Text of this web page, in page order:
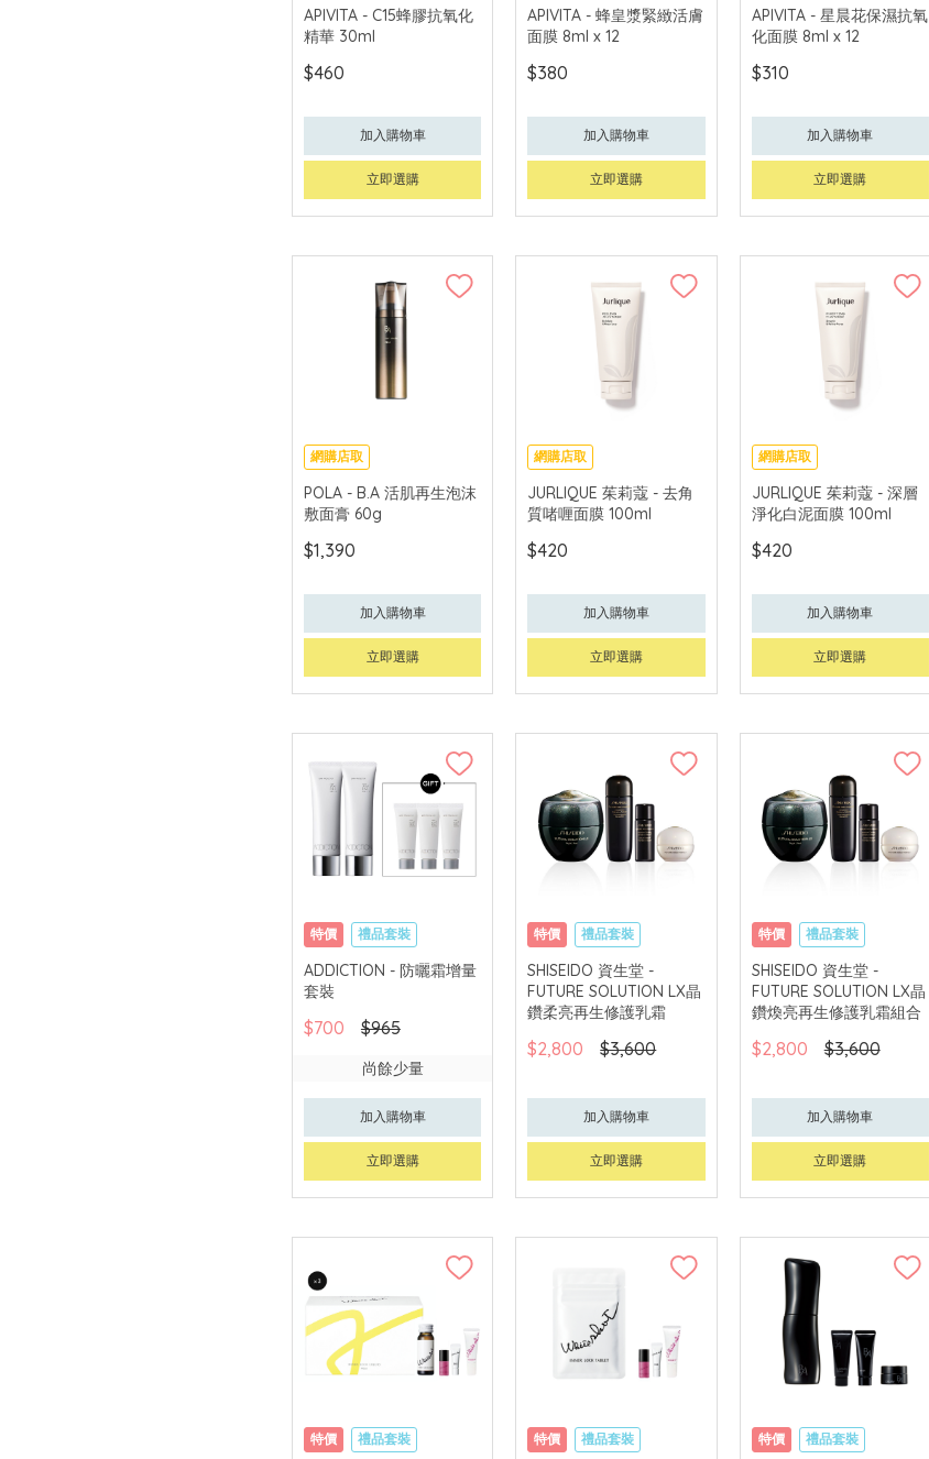
可中國內地配送
APIVITA - C15蜂膠抗氧化
精華 30ml
$460
加入購物車
立即選購
可中國內地配送
APIVITA - 蜂皇漿緊緻活膚
面膜 8ml x 12
$380
加入購物車
立即選購
可中國內地配送
APIVITA - 星晨花保濕抗氧
化面膜 8ml x 12
$310
加入購物車
立即選購
網購店取
可中國內地配送
POLA - B.A 活肌再生泡沫
敷面膏 60g
$1,390
加入購物車
立即選購
網購店取
可中國內地配送
JURLIQUE 茱莉蔻 - 去角
質啫喱面膜 100ml
$420
加入購物車
立即選購
網購店取
可中國內地配送
JURLIQUE 茱莉蔻 - 深層
淨化白泥面膜 100ml
$420
加入購物車
立即選購
特價
禮品套裝
網購店取
獨家
ADDICTION - 防曬霜增量
套裝
$700 $965
尚餘少量
加入購物車
立即選購
特價
禮品套裝
網購店取
可中國內地配送
SHISEIDO 資生堂 -
FUTURE SOLUTION LX晶
鑽柔亮再生修護乳霜
$2,800 $3,600
加入購物車
立即選購
特價
禮品套裝
網購店取
可中國內地配送
SHISEIDO 資生堂 -
FUTURE SOLUTION LX晶
鑽煥亮再生修護乳霜組合
$2,800 $3,600
加入購物車
立即選購
特價
禮品套裝
特價
禮品套裝
特價
禮品套裝